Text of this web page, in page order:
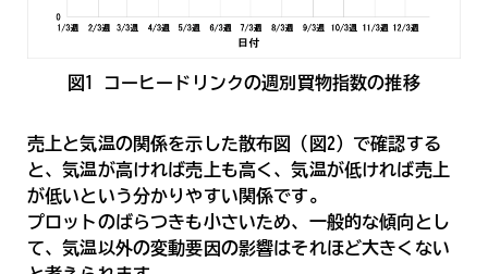
図1_コーヒードリンクの週別買物指数の推移
売上と気温の関係を示した散布図（図2）で確認する
と、気温が高ければ売上も高く、気温が低ければ売上
が低いという分かりやすい関係です。
プロットのばらつきも小さいため、一般的な傾向とし
て、気温以外の変動要因の影響はそれほど大きくない